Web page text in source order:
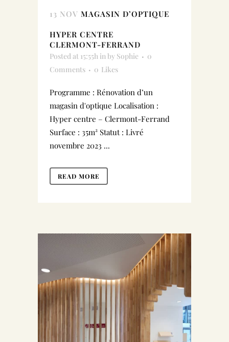
13 NOV MAGASIN D’OPTIQUE
HYPER CENTRE
CLERMONT-FERRAND
Posted at 15:55h in by Sophie
0
Comments
0 Likes
Programme : Rénovation d’un
magasin d'optique Localisation :
Hyper centre – Clermont-Ferrand
Surface : 35m² Statut : Livré
novembre 2023 ...
READ MORE